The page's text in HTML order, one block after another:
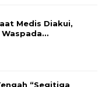
Medis Diakui,
Waspada…
“Segitiga